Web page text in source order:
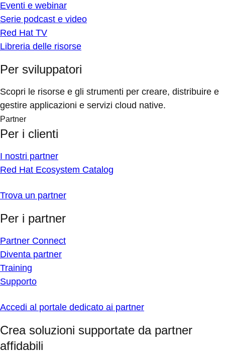
Eventi e webinar
Serie podcast e video
Red Hat TV
Libreria delle risorse
Per sviluppatori
Scopri le risorse e gli strumenti per creare, distribuire e
gestire applicazioni e servizi cloud native.
Partner
Per i clienti
I nostri partner
Red Hat Ecosystem Catalog
Trova un partner
Per i partner
Partner Connect
Diventa partner
Training
Supporto
Accedi al portale dedicato ai partner
Crea soluzioni supportate da partner
affidabili